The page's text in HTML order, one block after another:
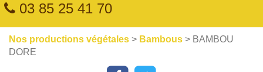
03 85 25 41 70
Nos productions végétales > Bambous > BAMBOU
DORE